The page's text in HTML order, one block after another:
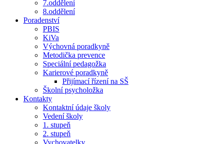
7.oddělení
8.oddělení
Poradenství
PBIS
KiVa
Výchovná poradkyně
Metodička prevence
Speciální pedagožka
Karierové poradkyně
Přijímací řízení na SŠ
Školní psycholožka
Kontakty
Kontaktní údaje školy
Vedení školy
1. stupeň
2. stupeň
Vychovatelky